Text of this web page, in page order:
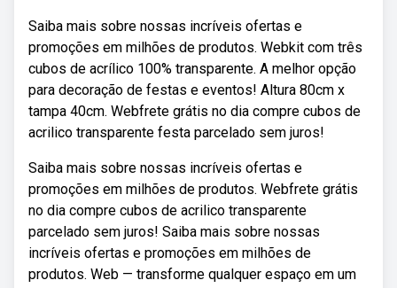
Saiba mais sobre nossas incríveis ofertas e
promoções em milhões de produtos. Webkit com três
cubos de acrílico 100% transparente. A melhor opção
para decoração de festas e eventos! Altura 80cm x
tampa 40cm. Webfrete grátis no dia compre cubos de
acrilico transparente festa parcelado sem juros!
Saiba mais sobre nossas incríveis ofertas e
promoções em milhões de produtos. Webfrete grátis
no dia compre cubos de acrilico transparente
parcelado sem juros! Saiba mais sobre nossas
incríveis ofertas e promoções em milhões de
produtos. Web — transforme qualquer espaço em um